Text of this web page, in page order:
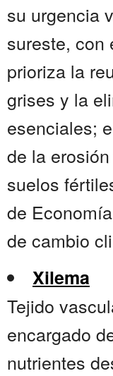
su urgencia
sureste, con
prioriza la
grises y la
esenciales;
de la
suelos
de
de cambio
Xilema
Tejido
encargado
nutrientes